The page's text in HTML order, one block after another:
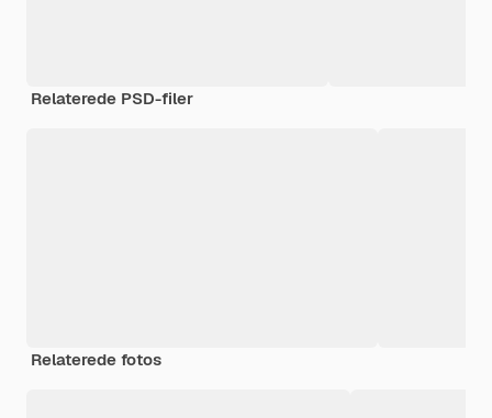
Relaterede PSD-filer
Relaterede fotos